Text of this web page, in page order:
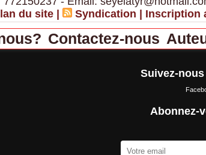
du site Syndication Inscription
Contactez-nous
Suivez-
Abonnez-